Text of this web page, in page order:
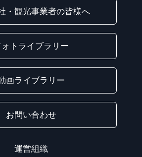
・観光事業者の皆様へ
ォトライブラリー
画ライブラリー
お問い合わせ
運営組織